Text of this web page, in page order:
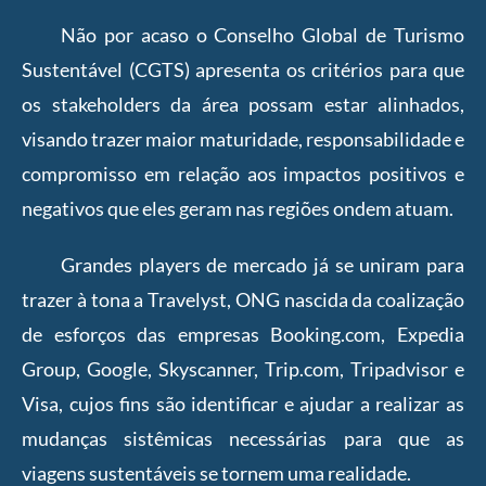
Não por acaso o Conselho Global de Turismo
Sustentável (CGTS) apresenta os critérios para que
os stakeholders da área possam estar alinhados,
visando trazer maior maturidade, responsabilidade e
compromisso em relação aos impactos positivos e
negativos que eles geram nas regiões ondem atuam.
Grandes players de mercado já se uniram para
trazer à tona a Travelyst, ONG nascida da coalização
de esforços das empresas Booking.com, Expedia
Group, Google, Skyscanner, Trip.com, Tripadvisor e
Visa, cujos fins são identificar e ajudar a realizar as
mudanças sistêmicas necessárias para que as
viagens sustentáveis se tornem uma realidade.